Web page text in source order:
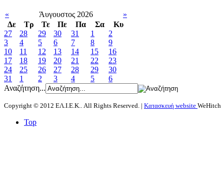
« Άυγουστος 2026
»
Δε
Tρ Τε Πε Πα Σα
Κυ
27
28 29 30 31 1
2
3
4 5 6 7 8
9
10
11 12 13 14 15
16
17
18 19 20 21 22
23
24
25 26 27 28 29
30
31
1 2 3 4 5
6
Αναζήτηση...
Copyright © 2012 ΕΛ.Ι.Ε.Κ.. All Rights Reserved. | Κατασκευή website WeHitch
Top